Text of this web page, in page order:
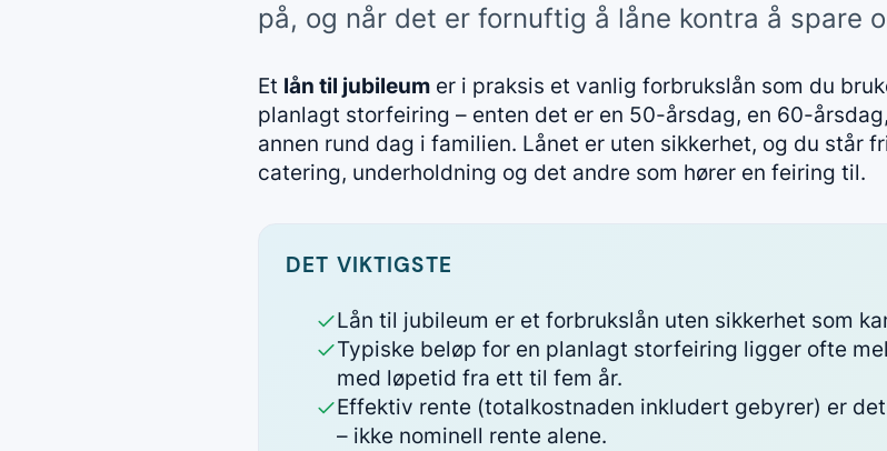
på, og når det er fornuftig å låne kontra å spare
Et lån til jubileum er i praksis et vanlig forbrukslån som du
planlagt storfeiring – enten det er en 50-årsdag, en 60-
annen rund dag i familien. Lånet er uten sikkerhet, og du står
catering, underholdning og det andre som hører en feiring til.
DET VIKTIGSTE
Lån til jubileum er et forbrukslån uten sikkerhet som
Typiske beløp for en planlagt storfeiring ligger ofte
med løpetid fra ett til fem år.
Effektiv rente (totalkostnaden inkludert gebyrer) er
– ikke nominell rente alene.